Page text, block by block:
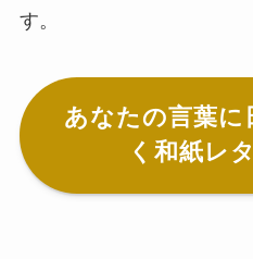
す。
あなたの言葉に
く和紙レ